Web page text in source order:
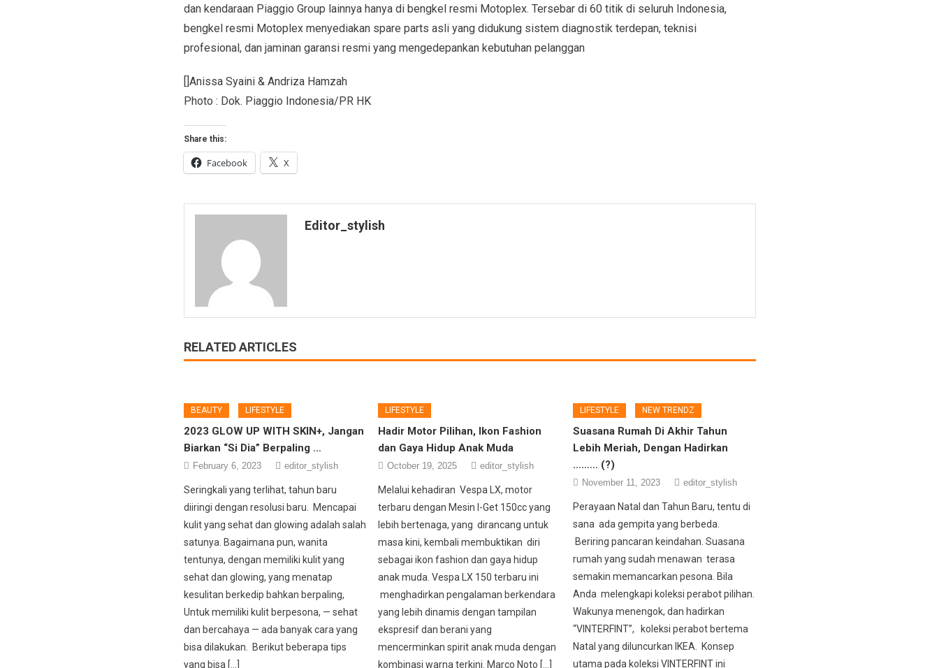
dan kendaraan Piaggio Group lainnya hanya di bengkel resmi Motoplex. Tersebar di 60 titik di seluruh Indonesia,
bengkel resmi Motoplex menyediakan spare parts asli yang didukung sistem diagnostik terdepan, teknisi
profesional, dan jaminan garansi resmi yang mengedepankan kebutuhan pelanggan
[]Anissa Syaini & Andriza Hamzah
Photo : Dok. Piaggio Indonesia/PR HK
Share this:
Facebook X
Editor_stylish
RELATED ARTICLES
BEAUTY LIFESTYLE
2023 GLOW UP WITH SKIN+, Jangan
Biarkan “Si Dia” Berpaling …
February 6, 2023 editor_stylish
Seringkali yang terlihat, tahun baru
diiringi dengan resolusi baru. Mencapai
kulit yang sehat dan glowing adalah salah
satunya. Bagaimana pun, wanita
tentunya, dengan memiliki kulit yang
sehat dan glowing, yang menatap
kesulitan berkedip bahkan berpaling,
Untuk memiliki kulit berpesona, — sehat
dan bercahaya — ada banyak cara yang
bisa dilakukan. Berikut beberapa tips
yang bisa […]
LIFESTYLE
Hadir Motor Pilihan, Ikon Fashion
dan Gaya Hidup Anak Muda
October 19, 2025 editor_stylish
Melalui kehadiran Vespa LX, motor
terbaru dengan Mesin I-Get 150cc yang
lebih bertenaga, yang dirancang untuk
masa kini, kembali membuktikan diri
sebagai ikon fashion dan gaya hidup
anak muda. Vespa LX 150 terbaru ini
menghadirkan pengalaman berkendara
yang lebih dinamis dengan tampilan
ekspresif dan berani yang
mencerminkan spirit anak muda dengan
kombinasi warna terkini. Marco Noto […]
LIFESTYLE NEW TRENDZ
Suasana Rumah Di Akhir Tahun
Lebih Meriah, Dengan Hadirkan
……… (?)
November 11, 2023 editor_stylish
Perayaan Natal dan Tahun Baru, tentu di
sana ada gempita yang berbeda.
Beriring pancaran keindahan. Suasana
rumah yang sudah menawan terasa
semakin memancarkan pesona. Bila
Anda melengkapi koleksi perabot pilihan.
Wakunya menengok, dan hadirkan
“VINTERFINT”, koleksi perabot bertema
Natal yang diluncurkan IKEA. Konsep
utama pada koleksi VINTERFINT ini